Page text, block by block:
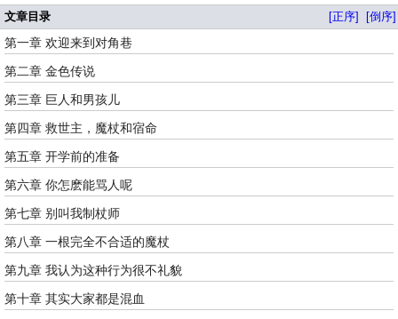
文章目录 [正序] [倒序]
第一章 欢迎来到对角巷
第二章 金色传说
第三章 巨人和男孩儿
第四章 救世主，魔杖和宿命
第五章 开学前的准备
第六章 你怎麽能骂人呢
第七章 别叫我制杖师
第八章 一根完全不合适的魔杖
第九章 我认为这种行为很不礼貌
第十章 其实大家都是混血